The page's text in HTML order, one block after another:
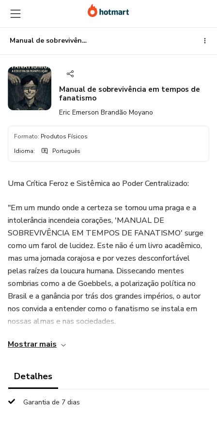
para
o
conteúdo
principal
para
o
pagamento
para
o
rodapé
Manual de sobrevivência em tempos de fanatismo
Manual de sobrevivência em tempos de
fanatismo
Eric Emerson Brandão Moyano
Formato: Produtos Físicos
Idioma: Português
Uma Crítica Feroz e Sistêmica ao Poder Centralizado:
"Em um mundo onde a certeza se tornou uma praga e a
intolerância incendeia corações, 'MANUAL DE
SOBREVIVÊNCIA EM TEMPOS DE FANATISMO' surge
como um farol de lucidez. Este não é um livro acadêmico,
mas uma jornada corajosa e por vezes desconfortável
pelas raízes da loucura humana. Dissecando mentes
sombrias como a de Goebbels, a polarização política no
Brasil e a ganância por trás dos grandes impérios, o autor
nos convida a entender como o fanatismo se instala em
nossas almas e nas sociedades.
Descubra como a manipulação de massas, o culto ao CEO
cegueira voluntária. Mas não se engane: este manual vai
forjados na filosofia antiga e na sabedoria moderna.
Mostrar mais
Detalhes
Garantia de 7 dias